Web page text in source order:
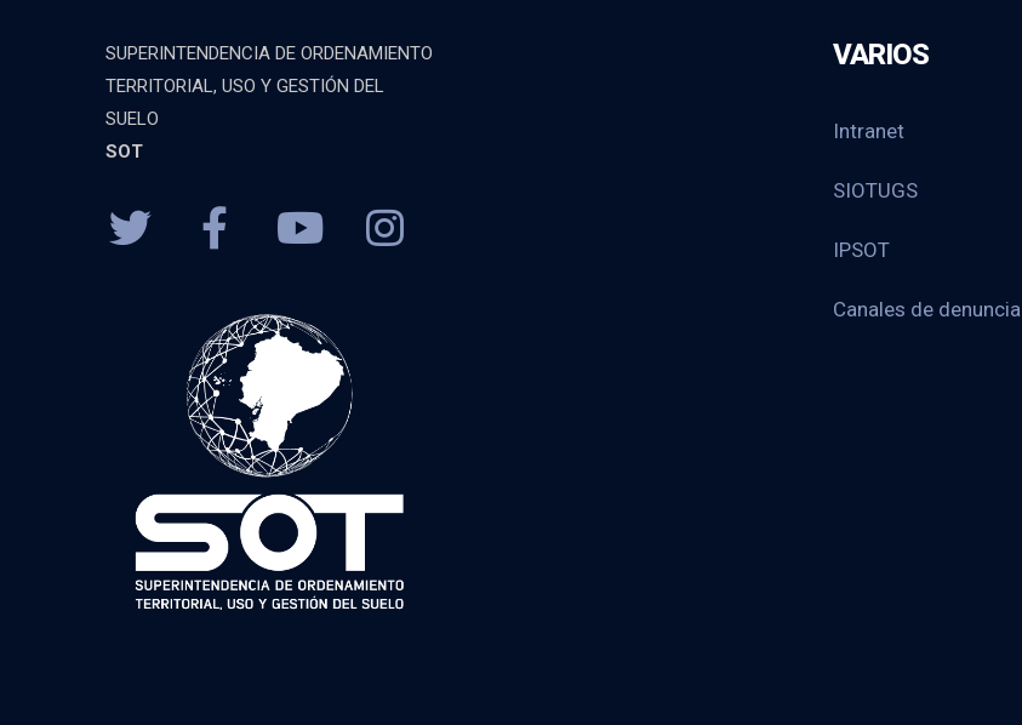
SUPERINTENDENCIA DE ORDENAMIENTO
TERRITORIAL, USO Y GESTIÓN DEL
SUELO
SOT
VARIOS
Intranet
SIOTUGS
IPSOT
Canales de denuncia